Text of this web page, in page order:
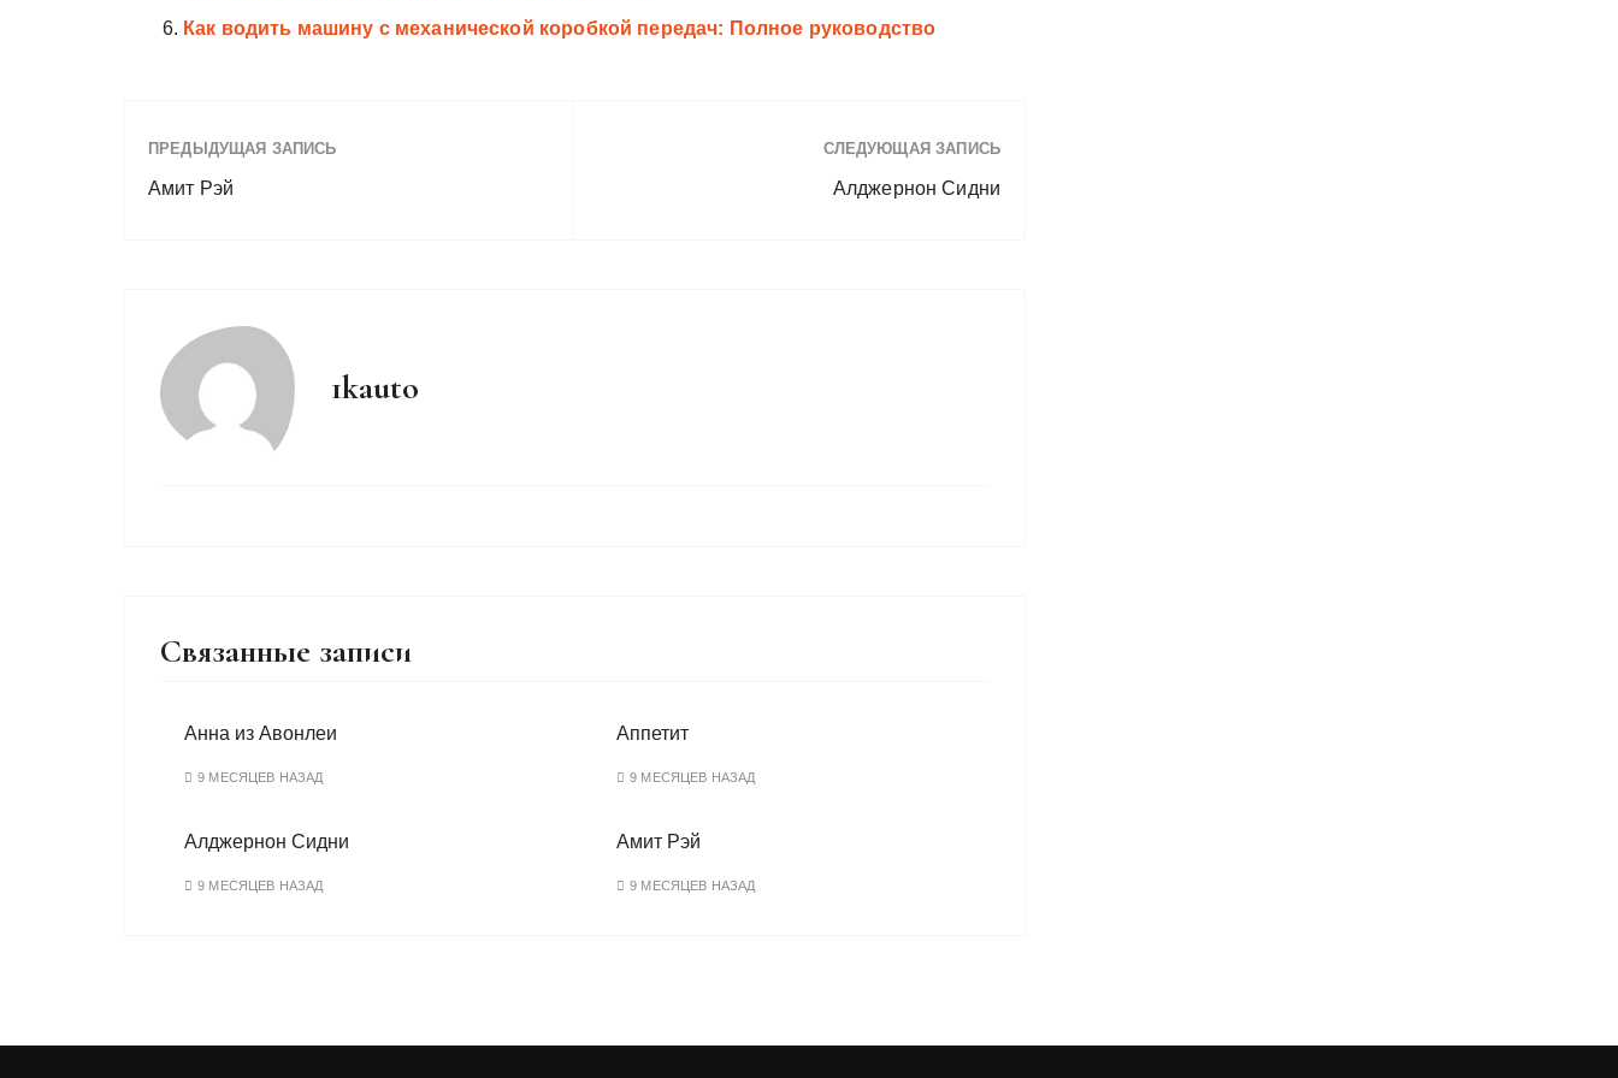
Как водить машину с механической коробкой передач: Полное руководство
ПРЕДЫДУЩАЯ ЗАПИСЬ
Амит Рэй
СЛЕДУЮЩАЯ ЗАПИСЬ
Алджернон Сидни
1kauto
Связанные записи
Анна из Авонлеи
9 МЕСЯЦЕВ НАЗАД
Аппетит
9 МЕСЯЦЕВ НАЗАД
Алджернон Сидни
9 МЕСЯЦЕВ НАЗАД
Амит Рэй
9 МЕСЯЦЕВ НАЗАД